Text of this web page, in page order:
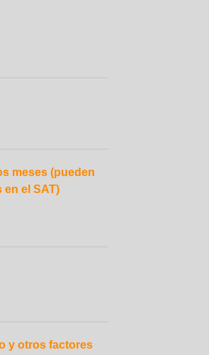
meses (pueden
el SAT)
y otros factores